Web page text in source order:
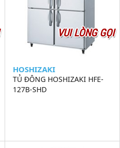
VUI LÒNG GỌI
HOSHIZAKI
TỦ ĐÔNG HOSHIZAKI HFE-
127B-SHD